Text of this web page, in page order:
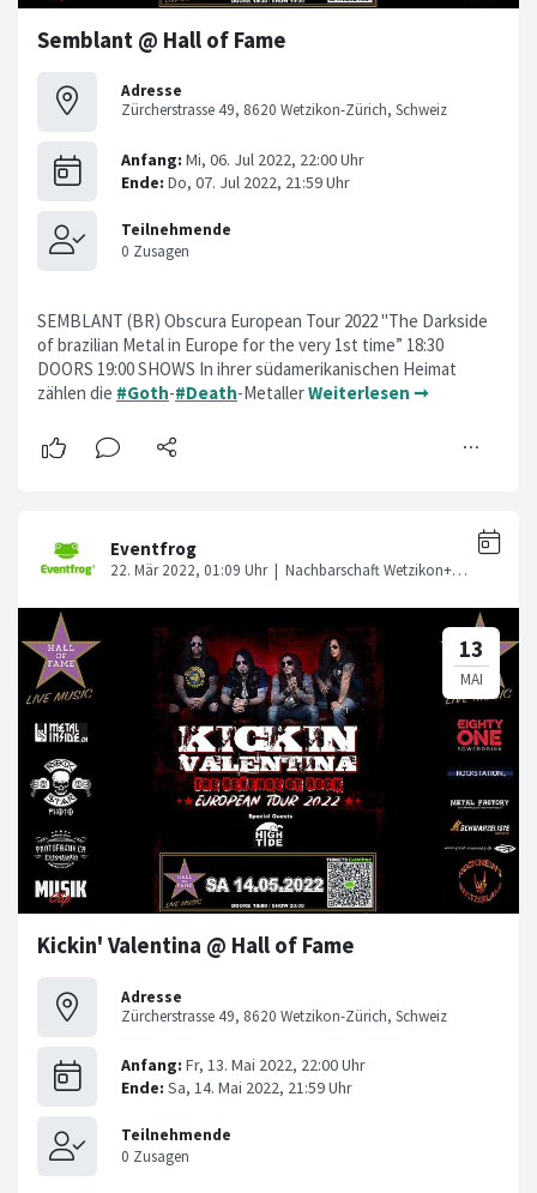
Semblant @ Hall of Fame
Adresse
Zürcherstrasse 49, 8620 Wetzikon-Zürich, Schweiz
SEMBLANT (BR) Obscura European Tour 2022 "The Darkside
of brazilian Metal in Europe for the very 1st time” 18:30
DOORS 19:00 SHOWS In ihrer südamerikanischen Heimat
zählen die #Goth-#Death-MetallerWeiterlesen ➞
Kickin' Valentina @ Hall of Fame
Adresse
Zürcherstrasse 49, 8620 Wetzikon-Zürich, Schweiz